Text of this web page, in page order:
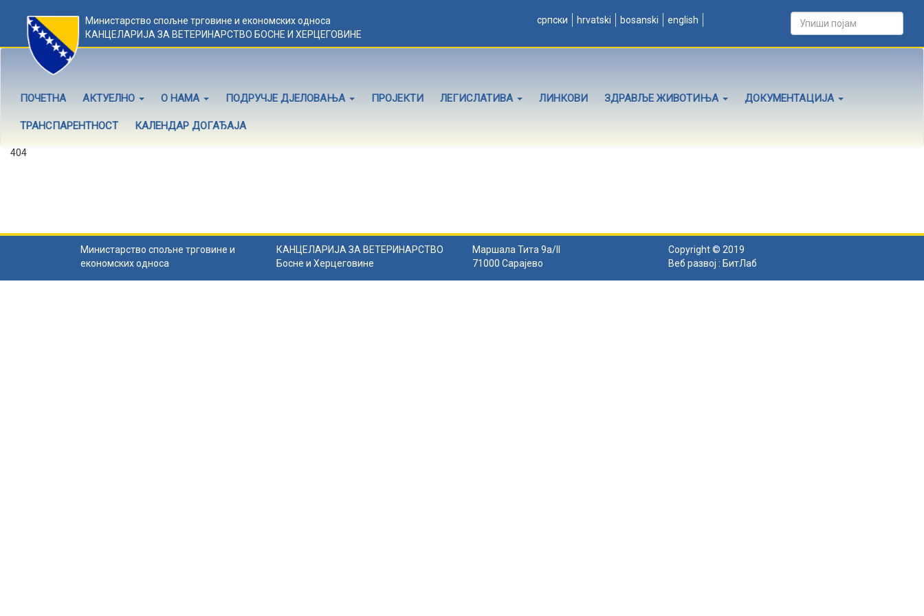
Министарство спољне трговине и економских односа
КАНЦЕЛАРИЈА ЗА ВЕТЕРИНАРСТВО БОСНЕ И ХЕРЦЕГОВИНЕ
српски hrvatski bosanski english
ПОЧЕТНА АКТУЕЛНО О НАМА ПОДРУЧЈЕ ДЈЕЛОВАЊА ПРОЈЕКТИ ЛЕГИСЛАТИВА ЛИНКОВИ ЗДРАВЉЕ ЖИВОТИЊА ДОКУМЕНТАЦИЈА
ТРАНСПАРЕНТНОСТ КАЛЕНДАР ДОГАЂАЈА
404
Министарство спољне трговине и
економских односа
КАНЦЕЛАРИЈА ЗА ВЕТЕРИНАРСТВО
Босне и Херцеговине
Маршала Тита 9а/II
71000 Сарајево
Copyright © 2019
Веб развој : БитЛаб